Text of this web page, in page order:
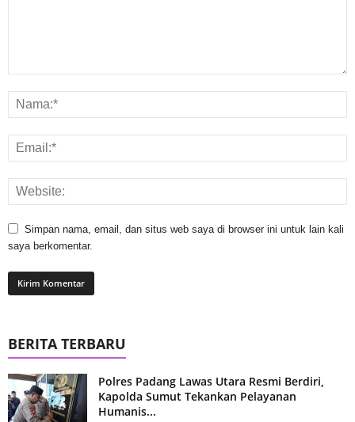
Simpan nama, email, dan situs web saya di browser ini untuk lain kali
saya berkomentar.
BERITA TERBARU
Polres Padang Lawas Utara Resmi Berdiri,
Kapolda Sumut Tekankan Pelayanan
Humanis...